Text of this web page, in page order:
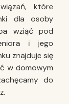
które
dla osoby
wziąć pod
i jego
znajduje się
w domowym
do